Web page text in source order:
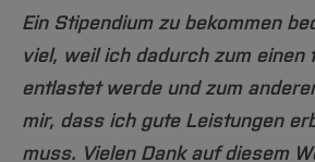
→
3. Melden Sie sich auf
nicht länger als 1 bis 1,5 Din-
keine Adressangaben oder
Briefkopf erforderlich
durch unbeteiligte Person
Ein Stipendium zu bekommen
viel, weil ich dadurch zum einen
entlastet werde und zum
mir, dass ich gute Leistungen
muss. Vielen Dank auf diesem